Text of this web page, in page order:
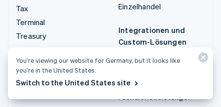
Tax
Terminal
Treasury
Einzelhandel
Integrationen und
Custom-Lösungen
Stripe App-Marktplatz
Ecosystem
You’re viewing our website for Germany, but it looks like
you’re in the United States.
Switch to the United States site